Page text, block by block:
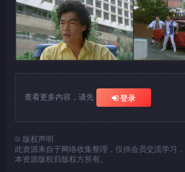
查看更多内容，请先 登录
© 版权声明
此资源来自于网络收集整理，仅供会员交流学习
本资源版权归版权方所有。